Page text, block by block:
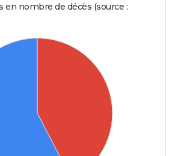
en nombre de décès (source :